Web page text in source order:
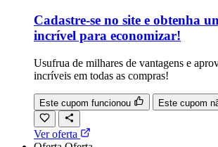
Cadastre-se no site e obtenha
incrível para economizar!
Usufrua de milhares de vantagens e
incríveis em todas as compras!
Este cupom funcionou Este cupom
Ver oferta